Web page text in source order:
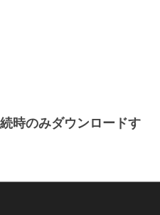
時のみダウンロードす